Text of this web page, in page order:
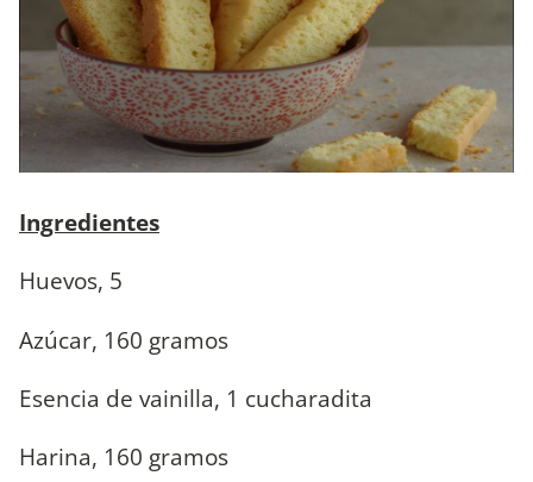
Ingredientes
Huevos, 5
Azúcar, 160 gramos
Esencia de vainilla, 1 cucharadita
Harina, 160 gramos